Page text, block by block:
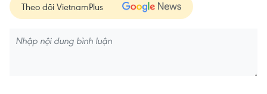
Theo dõi VietnamPlus